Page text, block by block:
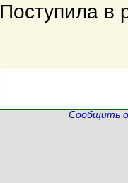
Поступила в
Сообщить о